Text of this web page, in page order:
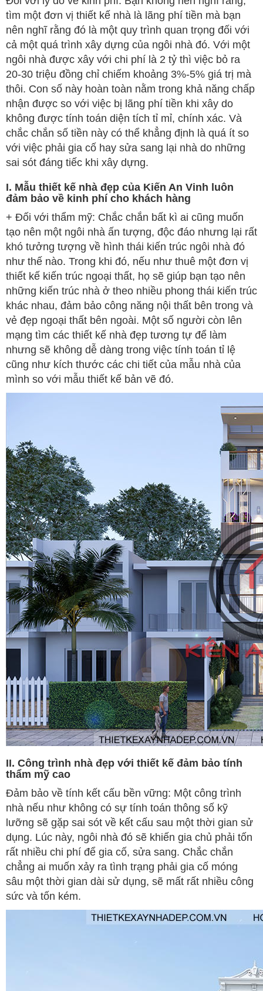
tìm một đơn vị thiết kế nhà là lãng phí tiền mà bạn
nên nghĩ rằng đó là một quy trình quan trọng đối với
cả một quá trình xây dựng của ngôi nhà đó. Với một
ngôi nhà được xây với chi phí là 2 tỷ thì việc bỏ ra
20-30 triệu đồng chỉ chiếm khoảng 3%-5% giá trị mà
thôi. Con số này hoàn toàn nằm trong khả năng chấp
nhận được so với việc bị lãng phí tiền khi xây do
không được tính toán diện tích tỉ mỉ, chính xác. Và
chắc chắn số tiền này có thể khẳng định là quá ít so
với việc phải gia cố hay sửa sang lại nhà do những
sai sót đáng tiếc khi xây dựng.
I. Mẫu thiết kế nhà đẹp của Kiến An Vinh luôn
đảm bảo về kinh phí cho khách hàng
+ Đối với thẩm mỹ: Chắc chắn bất kì ai cũng muốn
tạo nên một ngôi nhà ấn tượng, độc đáo nhưng lại rất
khó tưởng tượng về hình thái kiến trúc ngôi nhà đó
như thế nào. Trong khi đó, nếu như thuê một đơn vị
thiết kế kiến trúc ngoại thất, họ sẽ giúp bạn tạo nên
những kiến trúc nhà ở theo nhiều phong thái kiến trúc
khác nhau, đảm bảo công năng nội thất bên trong và
vẻ đẹp ngoại thất bên ngoài. Một số người còn lên
mạng tìm các thiết kế nhà đẹp tương tự để làm
nhưng sẽ không dễ dàng trong việc tính toán tỉ lệ
cũng như kích thước các chi tiết của mẫu nhà của
mình so với mẫu thiết kế bản vẽ đó.
II. Công trình nhà đẹp với thiết kế đảm bảo tính
thẩm mỹ cao
Đảm bảo về tính kết cấu bền vững: Một công trình
nhà nếu như không có sự tính toán thông số kỹ
lưỡng sẽ gặp sai sót về kết cấu sau một thời gian sử
dụng. Lúc này, ngôi nhà đó sẽ khiến gia chủ phải tốn
rất nhiều chi phí để gia cố, sửa sang. Chắc chắn
chẳng ai muốn xảy ra tình trạng phải gia cố móng
sâu một thời gian dài sử dụng, sẽ mất rất nhiều công
sức và tốn kém.